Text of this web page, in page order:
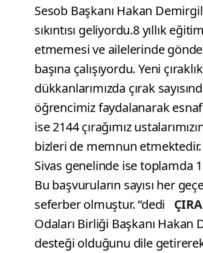
Sesob Başkanı Hakan
sıkıntısı geliyordu.8 yıllık
etmemesi ve ailelerinde
başına çalışıyordu. Yeni
dükkanlarımızda çırak
öğrencimiz faydalanarak
ise 2144 çırağımız
bizleri de memnun etmektedir.
Sivas genelinde ise toplamda
Bu başvuruların sayısı her
seferber olmuştur. “dedi
Odaları Birliği Başkanı
desteği olduğunu dile